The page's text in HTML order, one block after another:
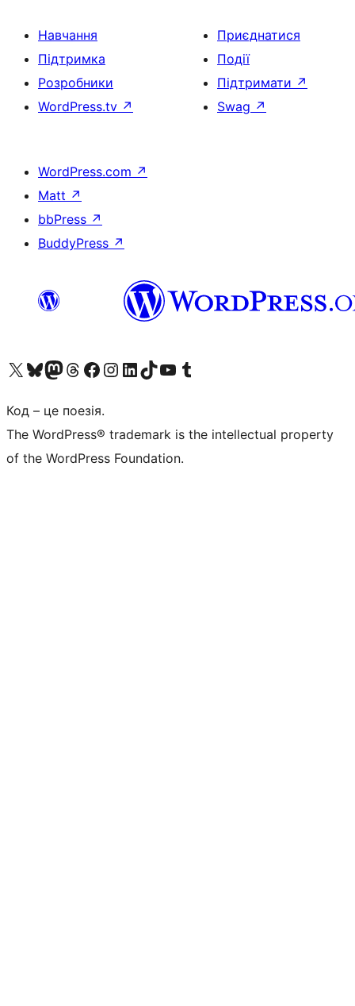
Навчання
Підтримка
Розробники
WordPress.tv ↗
Приєднатися
Події
Підтримати ↗
Swag ↗
WordPress.com ↗
Matt ↗
bbPress ↗
BuddyPress ↗
Visit our X (formerly Twitter) account
Visit our Bluesky account
Завітайте до нашої стрічки в Mastodon
Visit our Threads account
Завітайте на нашу сторінку в Facebook
Visit our Instagram account
Visit our LinkedIn account
Visit our TikTok account
Visit our YouTube channel
Visit our Tumblr account
Код – це поезія.
The WordPress® trademark is the intellectual property
of the WordPress Foundation.